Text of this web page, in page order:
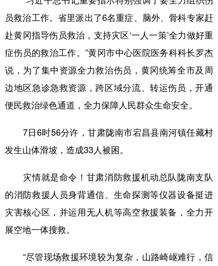
员救治工作。省里派出了6名重症、脑外、骨科专家赶
赴黄冈指导伤员救治，支持灾区‘一人一策’全力做好重
症伤员的救治工作。”黄冈市中心医院医务科科长罗杰
说，为了集中资源全力救治伤员，黄冈统筹全市及周
边地区急诊急救资源，跨区域分流、转运伤员，开通
便民救治绿色通道，全力保障人民群众生命安全。
7日6时56分许，甘肃陇南市宕昌县南河镇任藏村
发生山体滑坡，造成33人被困。
灾情就是命令！甘肃消防救援机动总队陇南支队
的消防救援人员身背通信、生命探测等仪器设备挺进
灾害核心区，并运用无人机等高空救援装备，全力开
展空地一体搜救。
“尽管现场救援环境较为复杂，山路崎岖难行，信